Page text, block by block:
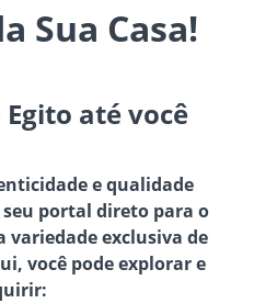
Sua Casa!
até você
e qualidade
seu portal direto para o
variedade exclusiva de
você pode explorar e